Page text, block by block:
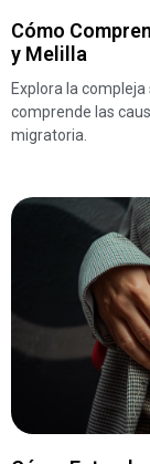
Cómo
y Melilla
Explora la
comprende las
migratoria.